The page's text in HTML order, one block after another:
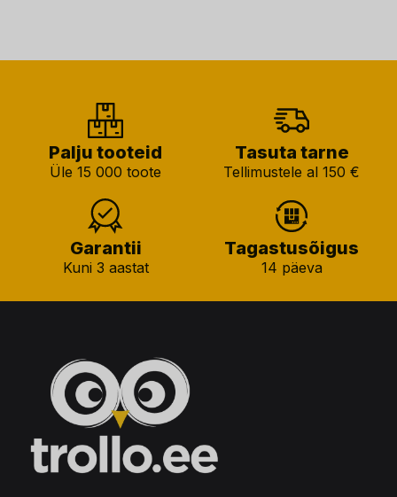
Palju tooteid
Üle 15 000 toote
Tasuta tarne
Tellimustele al 150 €
Garantii
Kuni 3 aastat
Tagastusõigus
14 päeva